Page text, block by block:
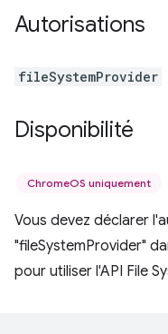
Autorisations
fileSystemProvider
Disponibilité
ChromeOS uniquement
Vous devez déclarer
"fileSystemProvider"
pour utiliser l'API File